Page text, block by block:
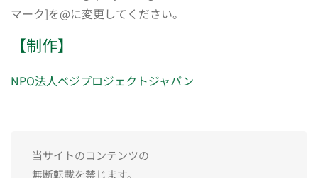
マーク]を@に変更してください。
【制作】
NPO法人ベジプロジェクトジャパン
当サイトのコンテンツの
無断転載を禁じます。